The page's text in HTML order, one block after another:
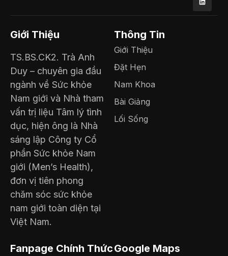
Giới Thiệu
TS.BS.CK2. Trà Anh
Duy – chuyên gia đầu
ngành về Sức khỏe
Nam giới và Nhà tham
vấn trị liệu Tâm lý tình
dục, hiện ông là Nhà
sáng lập Công ty Cổ
phần Sức khỏe Nam
giới (Men’s Health),
đơn vị tiên phong
chăm sóc sức khỏe
nam giới toàn diện tại
Việt Nam.
Thông Tin
Giới Thiệu
Đặt Hẹn
Nam Khoa
Bài Giảng
Lối Sống
Fanpage Chính ThứcGoogle Maps